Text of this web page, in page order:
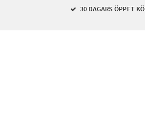
30 DAGARS ÖPPET